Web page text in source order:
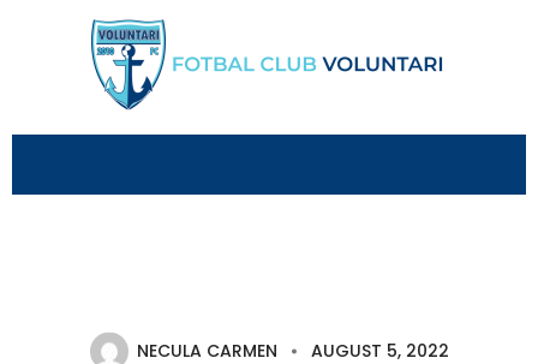
NECULA CARMEN AUGUST 5, 2022